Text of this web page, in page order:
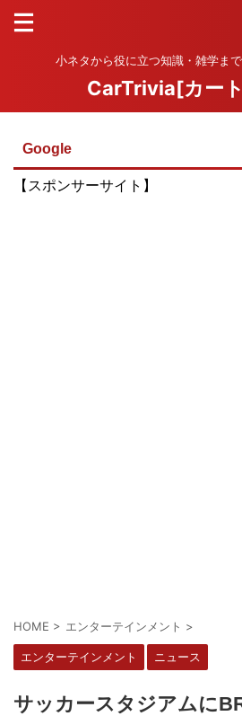
小ネタから役に立つ知識・雑学ま
CarTrivia[カー
Google
【スポンサーサイト】
HOME > エンターテインメント >
エンターテインメント ニュース
サッカースタジアムに